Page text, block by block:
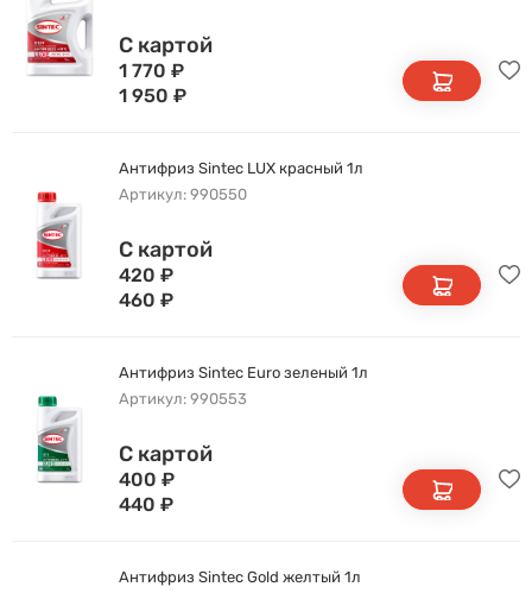
С картой
1 770 ₽
1 950 ₽
Антифриз Sintec LUX красный 1л
Артикул: 990550
С картой
420 ₽
460 ₽
Антифриз Sintec Euro зеленый 1л
Артикул: 990553
С картой
400 ₽
440 ₽
Антифриз Sintec Gold желтый 1л